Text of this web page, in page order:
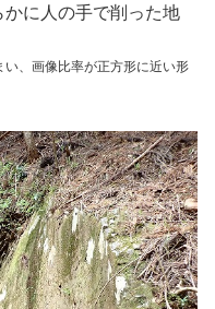
に人の手で削った地
い、画像比率が正方形に近い形